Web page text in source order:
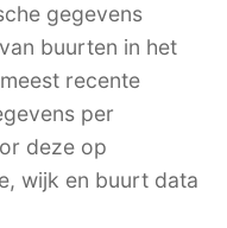
gegevens
buurten in het
recente
per
deze op
wijk en buurt data